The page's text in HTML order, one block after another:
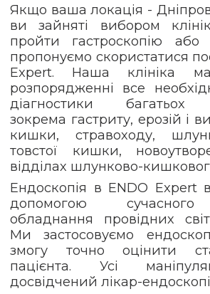
Якщо ваша локація -
ви зайняті вибором
пройти гастроскопію або
пропонуємо скористатися
Expert. Наша клініка
розпорядженні все
діагностики багатьох
зокрема гастриту, ерозій і
кишки, стравоходу,
товстої кишки,
відділах шлунково-
Ендоскопія в ENDO Expert
допомогою
обладнання провідних
Ми застосовуємо
змогу точно оцінити
пацієнта. Усі
досвідчений лікар-